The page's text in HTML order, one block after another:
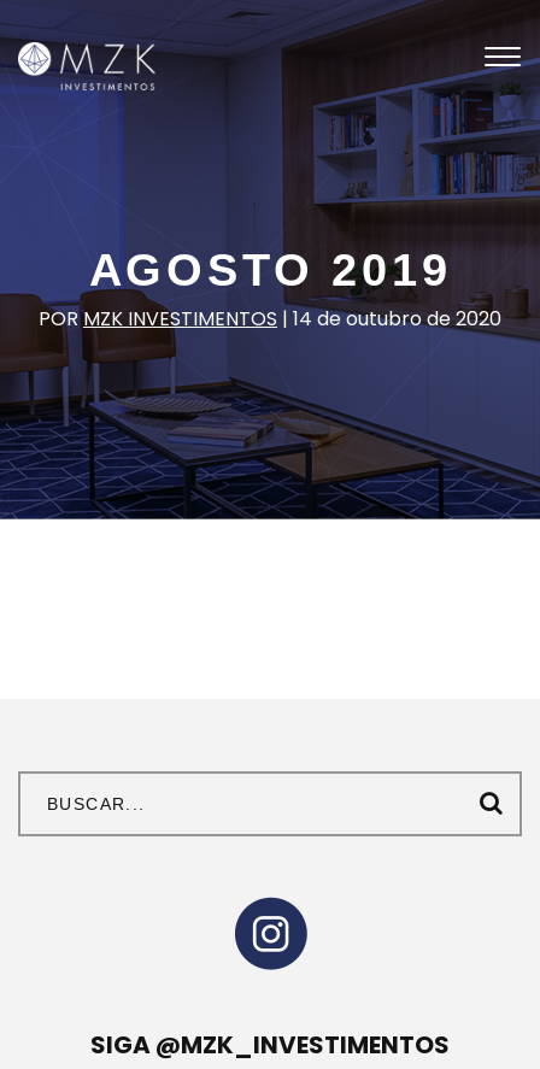
AGOSTO 2019
PORMZK INVESTIMENTOS | 14 de outubro de 2020
SIGA @MZK_INVESTIMENTOS